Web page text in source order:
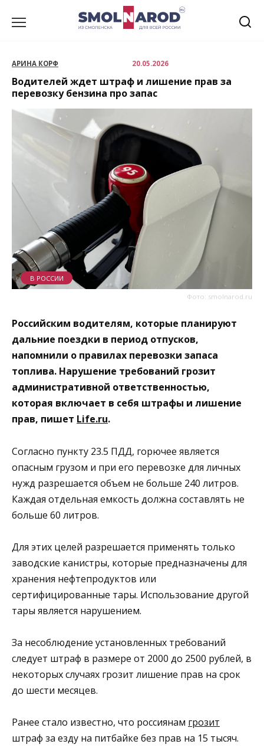
АРИНА КОРФ 20.05.2026
Водителей ждет штраф и лишение прав за
перевозку бензина про запас
Фото: smolnarod.ru
В РОССИИ
Российским водителям, которые планируют
дальние поездки в период отпусков,
напомнили о правилах перевозки запаса
топлива. Нарушение требований грозит
административной ответственностью,
которая включает в себя штрафы и лишение
прав, пишет Life.ru.
Согласно пункту 23.5 ПДД, горючее является
опасным грузом и при его перевозке для личных
нужд разрешается объем не больше 240 литров.
Каждая отдельная емкость должна составлять не
больше 60 литров.
Для этих целей разрешается применять только
заводские канистры, которые предназначены для
хранения нефтепродуктов или
сертифицированные тары. Использование другой
тары является нарушением.
За несоблюдение установленных требований
следует штраф в размере от 2000 до 2500 рублей, в
некоторых случаях грозит лишение прав на срок
до шести месяцев.
Ранее стало известно, что россиянам грозит
штраф за езду на питбайке без прав на 15 тысяч.